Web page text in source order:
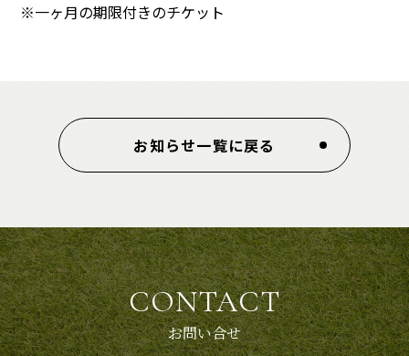
※一ヶ月の期限付きのチケット
お知らせ一覧に戻る
CONTACT
お問い合せ